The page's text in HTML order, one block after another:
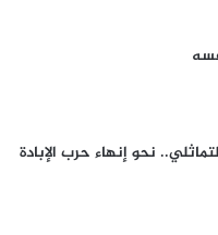
نحو إنهاء حرب الإبادة